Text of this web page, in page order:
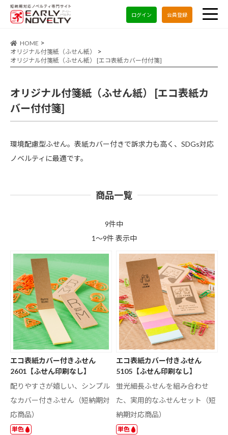
ログイン 会員登録
HOME
オリジナル付箋紙（ふせん紙）
オリジナル付箋紙（ふせん紙） [エコ表紙カバー付付箋]
オリジナル付箋紙（ふせん紙） [エコ表紙カ
バー付付箋]
環境配慮型ふせん。表紙カバー付きで訴求力も高く、SDGs対応
ノベルティに最適です。
商品一覧
9件中
1～9件 表示中
エコ表紙カバー付きふせん
2601【ふせん印刷なし】
配りやすさが嬉しい、シンプル
なカバー付きふせん（短納期対
応商品）
単色
エコ表紙カバー付きふせん
5105【ふせん印刷なし】
蛍光細長ふせんを組み合わせ
た、実用的なふせんセット（短
納期対応商品）
単色